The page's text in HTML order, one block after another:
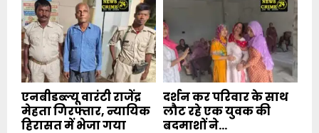
एनबीडब्ल्यू वारंटी राजेंद्र
मेहता गिरफ्तार, न्यायिक
हिरासत में भेजा गया
दर्शन कर परिवार के साथ
लौट रहे एक युवक की
बदमाशों ने...